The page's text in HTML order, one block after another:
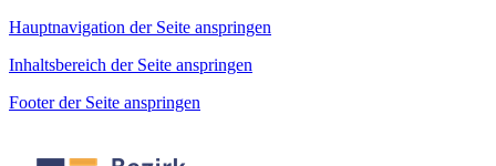
Hauptnavigation der Seite anspringen
Inhaltsbereich der Seite anspringen
Footer der Seite anspringen